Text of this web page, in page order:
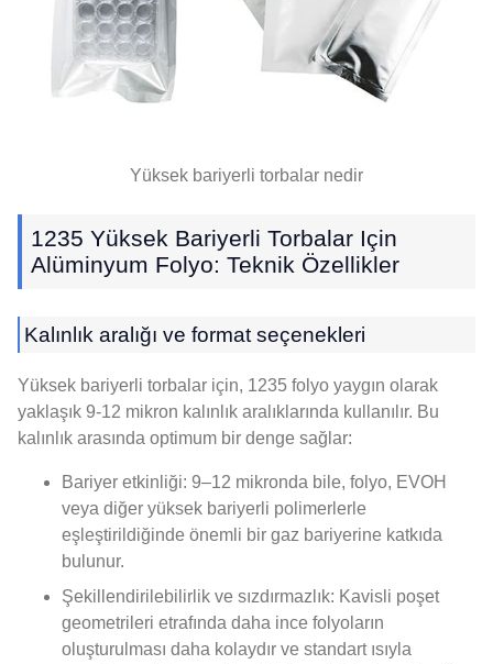
Yüksek bariyerli torbalar nedir
1235 Yüksek Bariyerli Torbalar Için
Alüminyum Folyo: Teknik Özellikler
Kalınlık aralığı ve format seçenekleri
Yüksek bariyerli torbalar için, 1235 folyo yaygın olarak
yaklaşık 9-12 mikron kalınlık aralıklarında kullanılır. Bu
kalınlık arasında optimum bir denge sağlar:
Bariyer etkinliği: 9–12 mikronda bile, folyo, EVOH
veya diğer yüksek bariyerli polimerlerle
eşleştirildiğinde önemli bir gaz bariyerine katkıda
bulunur.
Şekillendirilebilirlik ve sızdırmazlık: Kavisli poşet
geometrileri etrafında daha ince folyoların
oluşturulması daha kolaydır ve standart ısıyla